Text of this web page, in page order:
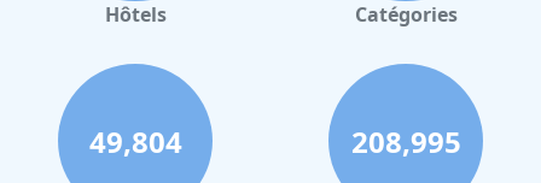
Hôtels Catégories
49,804 208,995